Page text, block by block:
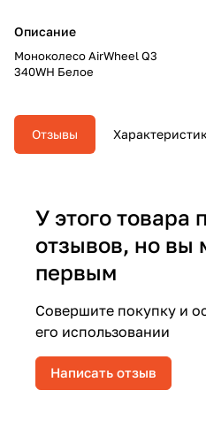
Описание
Моноколесо AirWheel Q3
340WH Белое
Отзывы
У этого товара
отзывов, но вы
первым
Совершите покупку и
его использовании
Написать отзыв